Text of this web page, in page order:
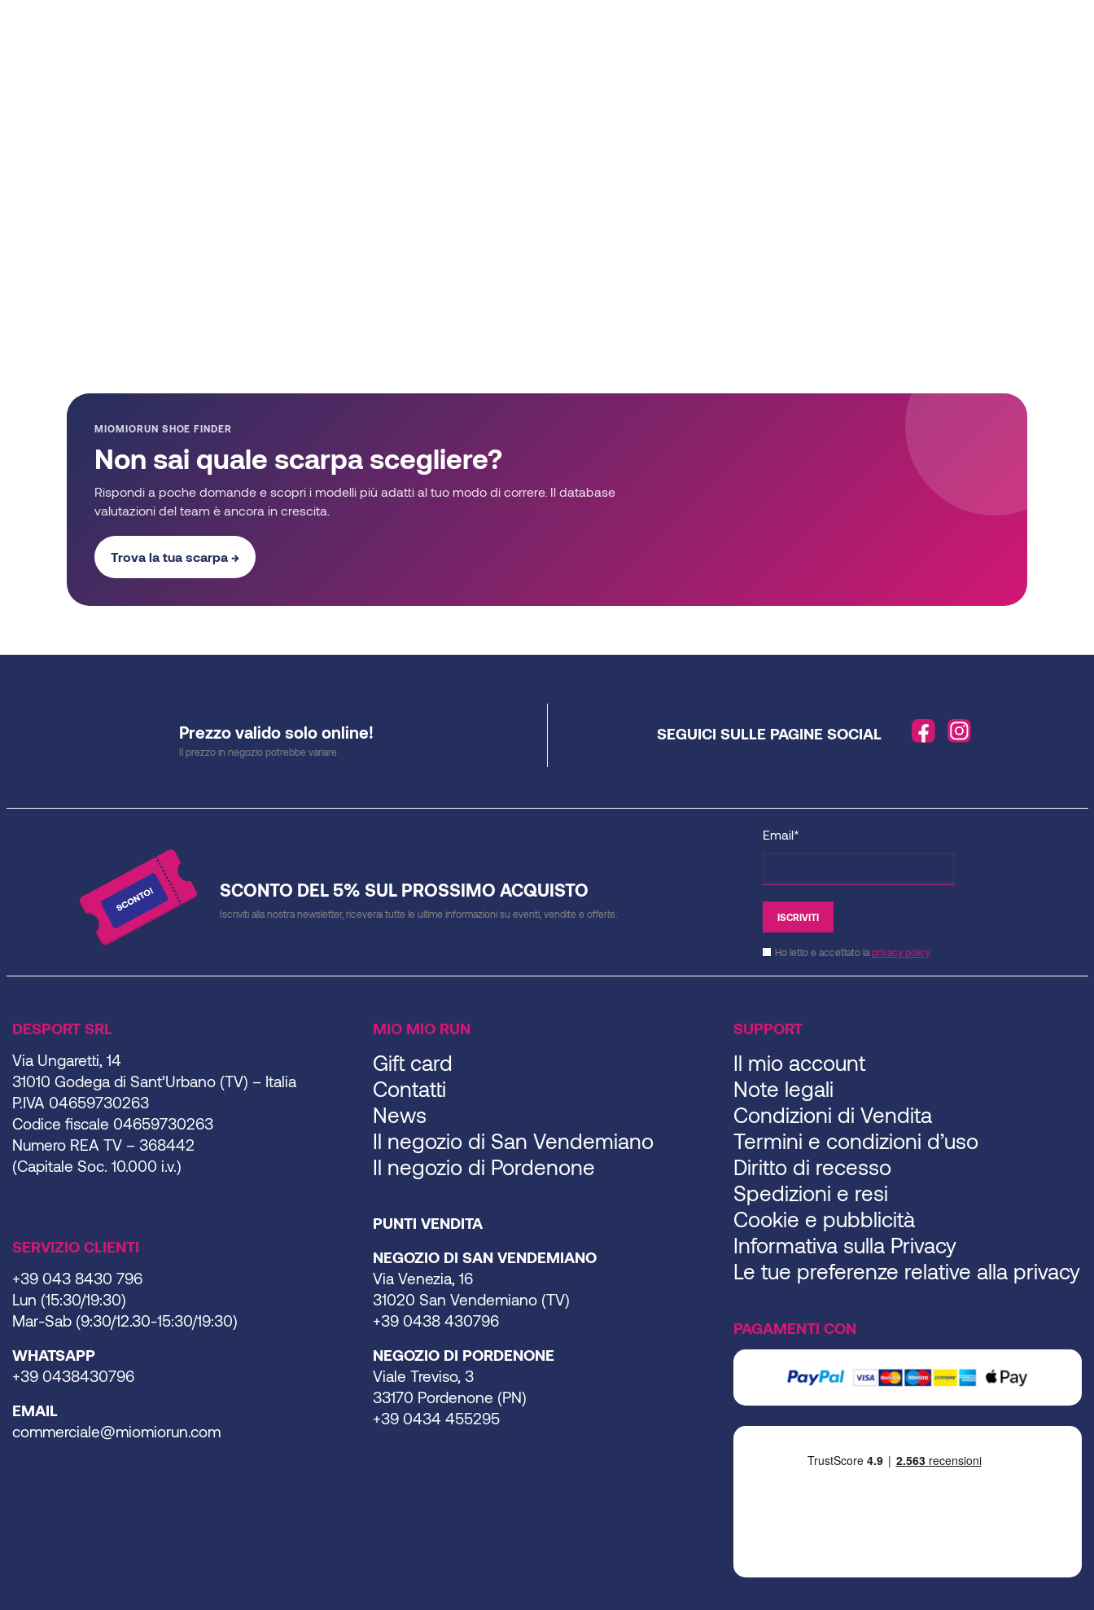
MIOMIORUN SHOE FINDER
Non sai quale scarpa scegliere?
Rispondi a poche domande e scopri i modelli più adatti al tuo modo di correre. Il database
valutazioni del team è ancora in crescita.
Trova la tua scarpa →
Prezzo valido solo online!
Il prezzo in negozio potrebbe variare
SEGUICI SULLE PAGINE SOCIAL
SCONTO DEL 5% SUL PROSSIMO ACQUISTO
Iscriviti alla nostra newsletter, riceverai tutte le ultime informazioni su eventi, vendite e offerte.
Email*
Ho letto e accettato la privacy policy
DESPORT SRL
Via Ungaretti, 14
31010 Godega di Sant’Urbano (TV) – Italia
P.IVA 04659730263
Codice fiscale 04659730263
Numero REA TV – 368442
(Capitale Soc. 10.000 i.v.)
SERVIZIO CLIENTI
+39 043 8430 796
Lun (15:30/19:30)
Mar-Sab (9:30/12.30-15:30/19:30)
WHATSAPP
+39 0438430796
EMAIL
commerciale@miomiorun.com
MIO MIO RUN
Gift card
Contatti
News
Il negozio di San Vendemiano
Il negozio di Pordenone
PUNTI VENDITA
NEGOZIO DI SAN VENDEMIANO
Via Venezia, 16
31020 San Vendemiano (TV)
+39 0438 430796
NEGOZIO DI PORDENONE
Viale Treviso, 3
33170 Pordenone (PN)
+39 0434 455295
SUPPORT
Il mio account
Note legali
Condizioni di Vendita
Termini e condizioni d’uso
Diritto di recesso
Spedizioni e resi
Cookie e pubblicità
Informativa sulla Privacy
Le tue preferenze relative alla privacy
PAGAMENTI CON